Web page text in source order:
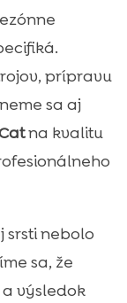
mačku
strihaní a
prípravu
sa aj
na kvalitu
srsti nebolo
sa, že
výsledok